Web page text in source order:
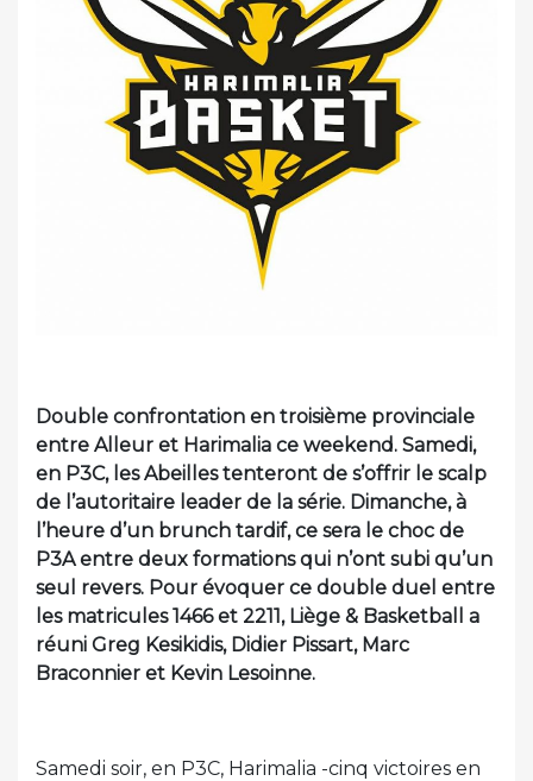
Double confrontation en troisième provinciale
entre Alleur et Harimalia ce weekend. Samedi,
en P3C, les Abeilles tenteront de s’offrir le scalp
de l’autoritaire leader de la série. Dimanche, à
l’heure d’un brunch tardif, ce sera le choc de
P3A entre deux formations qui n’ont subi qu’un
seul revers. Pour évoquer ce double duel entre
les matricules 1466 et 2211, Liège & Basketball a
réuni Greg Kesikidis, Didier Pissart, Marc
Braconnier et Kevin Lesoinne.
Samedi soir, en P3C, Harimalia -cinq victoires en